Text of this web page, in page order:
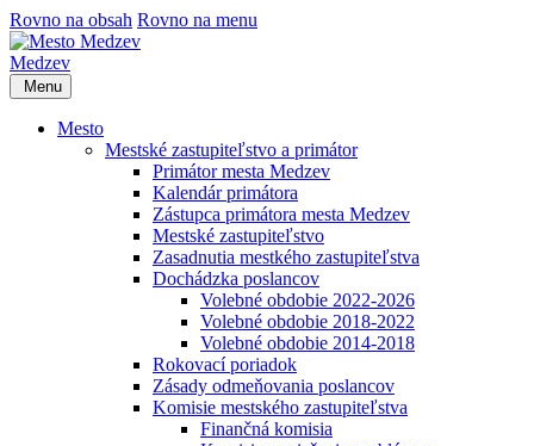
Rovno na obsah Rovno na menu
Medzev
Menu
Mesto
Mestské zastupiteľstvo a primátor
Primátor mesta Medzev
Kalendár primátora
Zástupca primátora mesta Medzev
Mestské zastupiteľstvo
Zasadnutia mestkého zastupiteľstva
Dochádzka poslancov
Volebné obdobie 2022-2026
Volebné obdobie 2018-2022
Volebné obdobie 2014-2018
Rokovací poriadok
Zásady odmeňovania poslancov
Komisie mestského zastupiteľstva
Finančná komisia